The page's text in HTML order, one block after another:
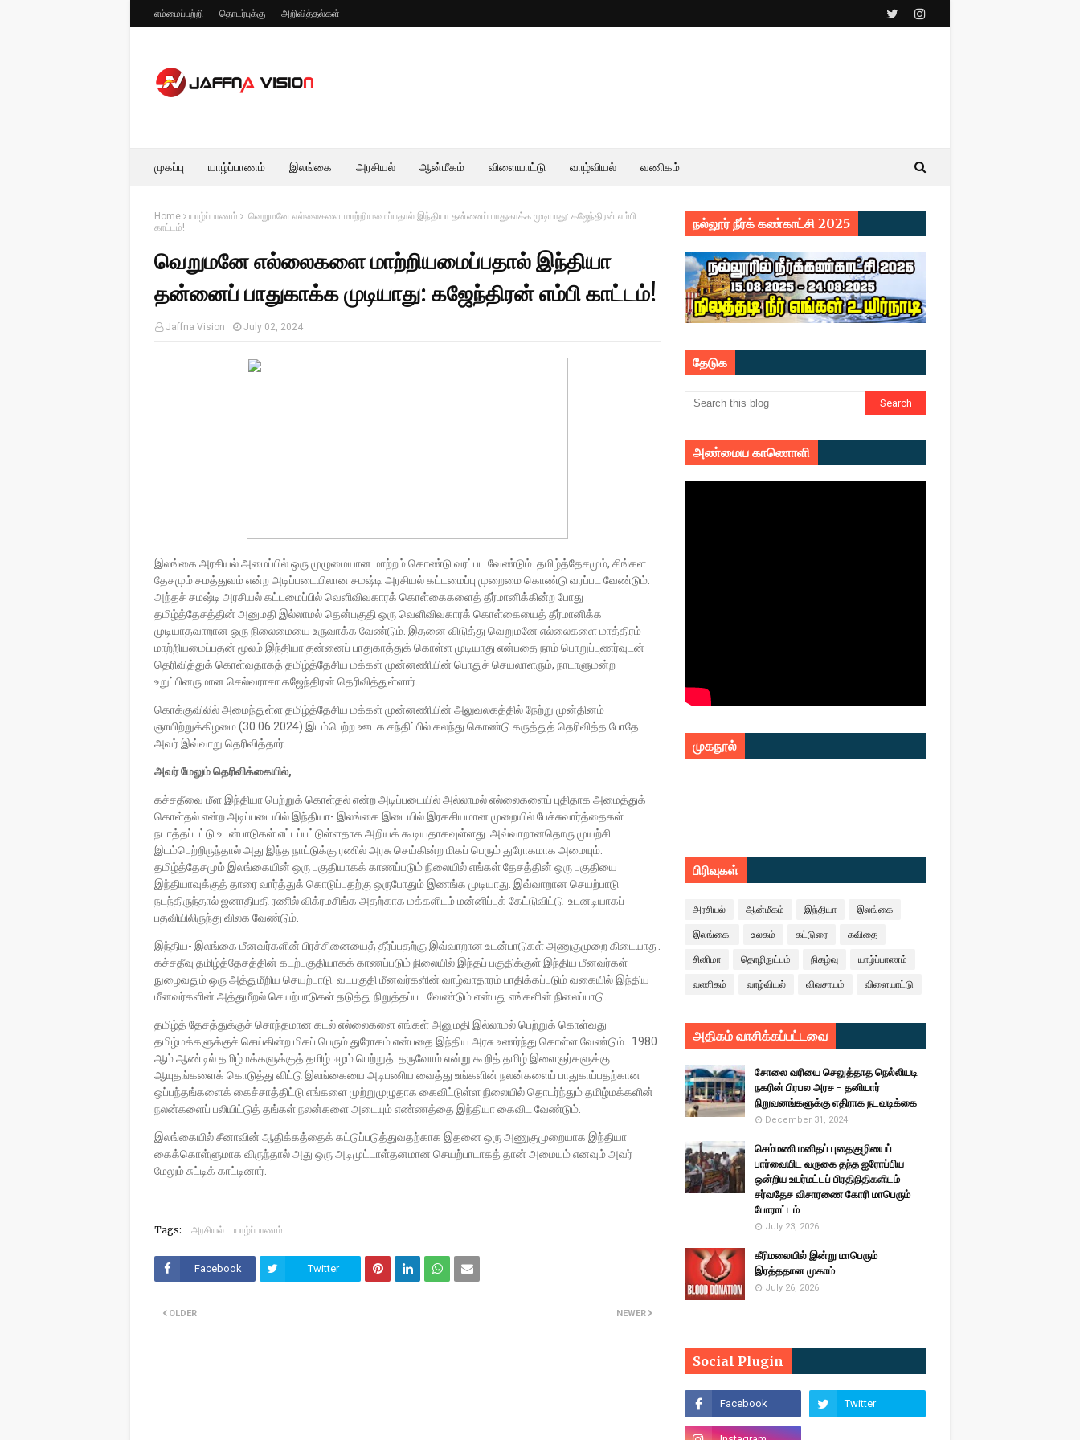
எம்மைப்பற்றி தொடர்புக்கு அறிவித்தல்கள்
முகப்பு யாழ்ப்பாணம் இலங்கை அரசியல் ஆன்மீகம் விளையாட்டு வாழ்வியல் வணிகம்
Home யாழ்ப்பாணம்
வெறுமனே எல்லைகளை மாற்றியமைப்பதால் இந்தியா தன்னைப் பாதுகாக்க முடியாது: கஜேந்திரன் எம்பி
காட்டம்!
வெறுமனே எல்லைகளை மாற்றியமைப்பதால் இந்தியா
தன்னைப் பாதுகாக்க முடியாது: கஜேந்திரன் எம்பி காட்டம்!
Jaffna Vision July 02, 2024
இலங்கை அரசியல் அமைப்பில் ஒரு முழுமையான மாற்றம் கொண்டு வரப்பட வேண்டும். தமிழ்த்தேசமும், சிங்கள
தேசமும் சமத்துவம் என்ற அடிப்படையிலான சமஷ்டி அரசியல் கட்டமைப்பு முறைமை கொண்டு வரப்பட வேண்டும்.
அந்தச் சமஷ்டி அரசியல் கட்டமைப்பில் வெளிவிவகாரக் கொள்கைகளைத் தீர்மானிக்கின்ற போது
தமிழ்த்தேசத்தின் அனுமதி இல்லாமல் தென்பகுதி ஒரு வெளிவிவகாரக் கொள்கையைத் தீர்மானிக்க
முடியாதவாறான ஒரு நிலைமையை உருவாக்க வேண்டும். இதனை விடுத்து வெறுமனே எல்லைகளை மாத்திரம்
மாற்றியமைப்பதன் மூலம் இந்தியா தன்னைப் பாதுகாத்துக் கொள்ள முடியாது என்பதை நாம் பொறுப்புணர்வுடன்
தெரிவித்துக் கொள்வதாகத் தமிழ்த்தேசிய மக்கள் முன்னணியின் பொதுச் செயலாளரும், நாடாளுமன்ற
உறுப்பினருமான செல்வராசா கஜேந்திரன் தெரிவித்துள்ளார்.
கொக்குவிலில் அமைந்துள்ள தமிழ்த்தேசிய மக்கள் முன்னணியின் அலுவலகத்தில் நேற்று முன்தினம்
ஞாயிற்றுக்கிழமை (30.06.2024) இடம்பெற்ற ஊடக சந்திப்பில் கலந்து கொண்டு கருத்துத் தெரிவித்த போதே
அவர் இவ்வாறு தெரிவித்தார்.
அவர் மேலும் தெரிவிக்கையில்,
கச்சதீவை மீள இந்தியா பெற்றுக் கொள்தல் என்ற அடிப்படையில் அல்லாமல் எல்லைகளைப் புதிதாக அமைத்துக்
கொள்தல் என்ற அடிப்படையில் இந்தியா- இலங்கை இடையில் இரகசியமான முறையில் பேச்சுவார்த்தைகள்
நடாத்தப்பட்டு உடன்பாடுகள் எட்டப்பட்டுள்ளதாக அறியக் கூடியதாகவுள்ளது. அவ்வாறானதொரு முயற்சி
இடம்பெற்றிருந்தால் அது இந்த நாட்டுக்கு ரணில் அரசு செய்கின்ற மிகப் பெரும் துரோகமாக அமையும்.
தமிழ்த்தேசமும் இலங்கையின் ஒரு பகுதியாகக் காணப்படும் நிலையில் எங்கள் தேசத்தின் ஒரு பகுதியை
இந்தியாவுக்குத் தாரை வார்த்துக் கொடுப்பதற்கு ஒருபோதும் இணங்க முடியாது. இவ்வாறான செயற்பாடு
நடந்திருந்தால் ஜனாதிபதி ரணில் விக்ரமசிங்க அதற்காக மக்களிடம் மன்னிப்புக் கேட்டுவிட்டு உடனடியாகப்
பதவியிலிருந்து விலக வேண்டும்.
இந்திய- இலங்கை மீனவர்களின் பிரச்சினையைத் தீர்ப்பதற்கு இவ்வாறான உடன்பாடுகள் அணுகுமுறை கிடையாது.
கச்சதீவு தமிழ்த்தேசத்தின் கடற்பகுதியாகக் காணப்படும் நிலையில் இந்தப் பகுதிக்குள் இந்திய மீனவர்கள்
நுழைவதும் ஒரு அத்துமீறிய செயற்பாடு. வடபகுதி மீனவர்களின் வாழ்வாதாரம் பாதிக்கப்படும் வகையில் இந்திய
மீனவர்களின் அத்துமீறல் செயற்பாடுகள் தடுத்து நிறுத்தப்பட வேண்டும் என்பது எங்களின் நிலைப்பாடு.
தமிழ்த் தேசத்துக்குச் சொந்தமான கடல் எல்லைகளை எங்கள் அனுமதி இல்லாமல் பெற்றுக் கொள்வது
தமிழ்மக்களுக்குச் செய்கின்ற மிகப் பெரும் துரோகம் என்பதை இந்திய அரசு உணர்ந்து கொள்ள வேண்டும். 1980
ஆம் ஆண்டில் தமிழ்மக்களுக்குத் தமிழ் ஈழம் பெற்றுத் தருவோம் என்று கூறித் தமிழ் இளைஞர்களுக்கு
ஆயுதங்களைக் கொடுத்து விட்டு இலங்கையை அடிபணிய வைத்து உங்களின் நலன்களைப் பாதுகாப்பதற்கான
ஒப்பந்தங்களைக் கைச்சாத்திட்டு எங்களை முற்றுமுழுதாக கைவிட்டுள்ள நிலையில் தொடர்ந்தும் தமிழ்மக்களின்
நலன்களைப் பலியிட்டுத் தங்கள் நலன்களை அடையும் எண்ணத்தை இந்தியா கைவிட வேண்டும்.
இலங்கையில் சீனாவின் ஆதிக்கத்தைக் கட்டுப்படுத்துவதற்காக இதனை ஒரு அணுகுமுறையாக இந்தியா
கைக்கொள்ளுமாக விருந்தால் அது ஒரு அடிமுட்டாள்தனமான செயற்பாடாகத் தான் அமையும் எனவும் அவர்
மேலும் சுட்டிக் காட்டினார்.
Tags: அரசியல் யாழ்ப்பாணம்
Facebook Twitter
NEWER
OLDER
நல்லூர் நீர்க் கண்காட்சி 2025
தேடுக
அண்மைய காணொளி
முகநூல்
பிரிவுகள்
அரசியல் ஆன்மீகம் இந்தியா இலங்கை
இலங்கை. உலகம் கட்டுரை கவிதை
சினிமா தொழிநுட்பம் நிகழ்வு யாழ்ப்பாணம்
வணிகம் வாழ்வியல் விவசாயம் விளையாட்டு
அதிகம் வாசிக்கப்பட்டவை
சோலை வரியை செலுத்தாத நெல்லியடி
நகரின் பிரபல அரச - தனியார்
நிறுவனங்களுக்கு எதிராக நடவடிக்கை
December 31, 2024
செம்மணி மனிதப் புதைகுழியைப்
பார்வையிட வருகை தந்த ஐரோப்பிய
ஒன்றிய உயர்மட்டப் பிரதிநிதிகளிடம்
சர்வதேச விசாரணை கோரி மாபெரும்
போராட்டம்
July 23, 2026
கீரிமலையில் இன்று மாபெரும்
இரத்ததான முகாம்
July 26, 2026
Social Plugin